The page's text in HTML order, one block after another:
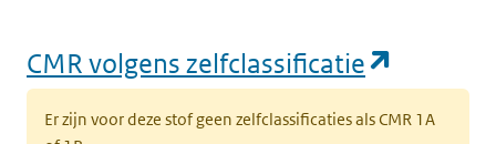
CMR volgens zelfclassificatie
Er zijn voor deze stof geen zelfclassificaties als CMR 1A